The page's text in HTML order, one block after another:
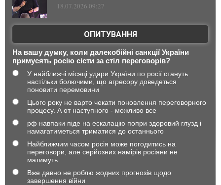
18.07.2026 09:27
ОПИТУВАННЯ
На вашу думку, коли далекобійні санкції України
примусять росію сісти за стіл переговорів?
У найближчі місяці удари України по росії стануть
настільки болючими, що агресору доведеться
поновити перемовини
Цього року не варто чекати поновлення переговорного
процесу. А от наступного - можливо все
рф навпаки піде на ескалацію попри здоровий глузд і
намагатиметься триматися до останнього
Найближчим часом росія може погодитись на
переговори, але серйозних намірів росіяни не
матимуть
Вже давно не роблю жодних прогнозів щодо
завершення війни